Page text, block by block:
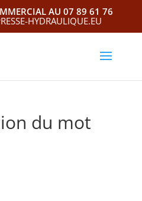
AU 07 89 61 76
HYDRAULIQUE.EU
du mot